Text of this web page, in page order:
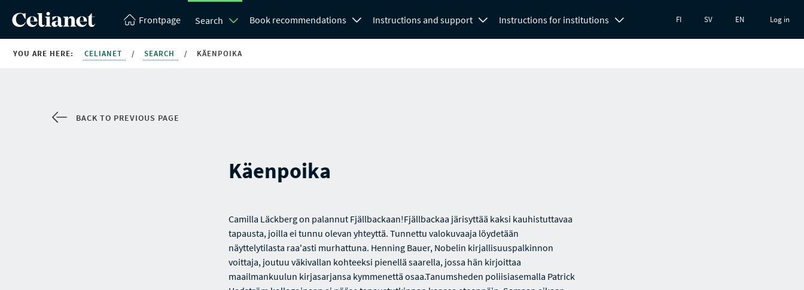
Frontpage Search Book recommendations Instructions and support Instructions for institutions FI SV EN Log in
YOU ARE HERE: CELIANET / SEARCH / KÄENPOIKA
BACK TO PREVIOUS PAGE
Käenpoika
Camilla Läckberg on palannut Fjällbackaan!Fjällbackaa järisyttää kaksi kauhistuttavaa
tapausta, joilla ei tunnu olevan yhteyttä. Tunnettu valokuvaaja löydetään
näyttelytilasta raa'asti murhattuna. Henning Bauer, Nobelin kirjallisuuspalkinnon
voittaja, joutuu väkivallan kohteeksi pienellä saarella, jossa hän kirjoittaa
maailmankuulun kirjasarjansa kymmenettä osaa.Tanumsheden poliisiasemalla Patrick